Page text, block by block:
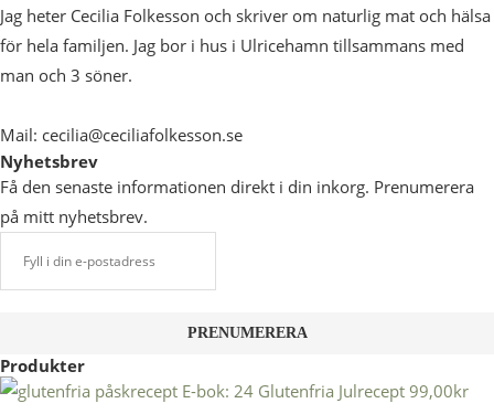
Jag heter Cecilia Folkesson och skriver om naturlig mat och hälsa
för hela familjen. Jag bor i hus i Ulricehamn tillsammans med
man och 3 söner.
Mail: cecilia@ceciliafolkesson.se
Nyhetsbrev
Få den senaste informationen direkt i din inkorg. Prenumerera
på mitt nyhetsbrev.
Produkter
E-bok: 24 Glutenfria Julrecept 99,00kr